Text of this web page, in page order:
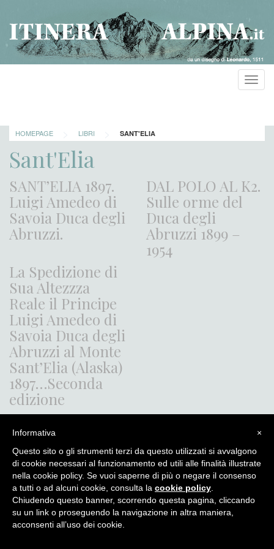
HOMEPAGE LIBRI SANT'ELIA
Sant'Elia
SANT’ELIA 1897.
Luigi Amedeo di
Savoia Duca degli
Abruzzi.
DAL POLO AL K2.
Sulle orme del
Duca degli
Abruzzi 1899 –
1954
La Spedizione di
Sua Altezzza
Reale il Principe
Luigi Amedeo di
Savoia Duca degli
Abruzzi al Monte
Sant’Elia (Alaska)
1897…Seconda
edizione
Itinera Alpina - di Angelo Recalcati - p.za Baiamonti, 3 - 20154 -
MI - Tel: 02.33604325 - itineraalpina@fastwebnet.it |Privacy
policy
×
Informativa
Questo sito o gli strumenti terzi da questo utilizzati si avvalgono
di cookie necessari al funzionamento ed utili alle finalità illustrate
nella cookie policy. Se vuoi saperne di più o negare il consenso
a tutti o ad alcuni cookie, consulta la cookie policy
Chiudendo questo banner, scorrendo questa pagina, cliccando
su un link o proseguendo la navigazione in altra maniera,
acconsenti all’uso dei cookie.